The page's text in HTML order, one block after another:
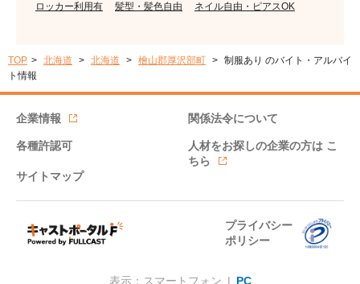
ロッカー利用有 髪型・髪色自由 ネイル自由・ピアスOK
TOP 北海道 北海道 檜山郡厚沢部町
制服あり のバイト・アルバイ
ト情報
企業情報 関係法令について
各種許認可 人材をお探しの企業の方は こ
ちら
サイトマップ
プライバシー
ポリシー
表示：スマートフォン | PC